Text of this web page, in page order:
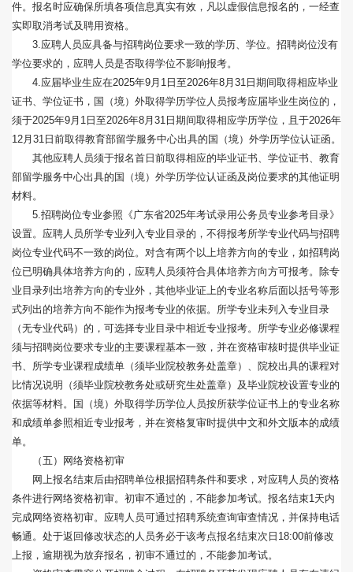
件。报名时应确保所填各项信息真实有效，凡以虚假信息报名的，一经查
实即取消考试及聘用资格。
3.应聘人员应具备与招聘岗位要求一致的学历、学位。招聘岗位没有
学位要求的，应聘人员是否取得学位不影响报考。
4.应届毕业生应在2025年9月1日至2026年8月31日期间取得相应毕业
证书、学位证书，国（境）外取得学历学位人员报考应届毕业生岗位的，
须于2025年9月1日至2026年8月31日期间取得相应学历学位，且于2026年
12月31日前取得教育部留学服务中心出具的国（境）外学历学位认证函。
其他应聘人员须于报名首日前取得相应的毕业证书、学位证书、教育
部留学服务中心出具的国（境）外学历学位认证函及岗位要求的其他证明
材料。
5.招聘岗位专业参照《广东省2025年考试录用公务员专业参考目录》
设置。应聘人员所学专业列入专业目录的，不得报考所学专业代码与招聘
岗位专业代码不一致的岗位。对含有两个以上培养方向的专业，如招聘岗
位已明确具体培养方向的，应聘人员须符合具体培养方向方可报考。除专
业目录列出培养方向的专业外，其他毕业证上的专业名称后面以括号等形
式列出的培养方向不能作为报考专业的依据。所学专业未列入专业目录
（无专业代码）的，可选择专业目录中相近专业报考。所学专业必修课程
须与招聘岗位要求专业的主要课程基本一致，并在资格审核时提供毕业证
书、所学专业课程成绩单（须毕业院校教务处盖章）、院校出具的课程对
比情况说明（须毕业院校教务处或研究生处盖章）及毕业院校设置专业的
依据等材料。国（境）外取得学历学位人员按所获学位证书上的专业名称
和成绩单参照相近专业报考，并在资格复审时提供中文和外文版本的成绩
单。
（五）网络资格初审
网上报名结束后由招聘单位根据招聘条件和要求，对应聘人员的资格
条件进行网络资格初审。初审不通过的，不能参加考试。报名结束1天内
完成网络资格初审。应聘人员可通过招聘系统查询审查情况，并保持电话
畅通。处于返回修改状态的人员务必于该考点报名结束次日18:00前修改
上报，逾期视为放弃报名，初审不通过的，不能参加考试。